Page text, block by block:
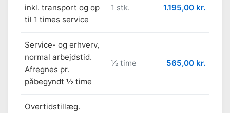
inkl. transport og op
til 1 times service
1 stk. 1.195,00 kr.
Service- og erhverv,
normal arbejdstid.
Afregnes pr.
påbegyndt ½ time
½ time 565,00 kr.
Overtidstillæg.